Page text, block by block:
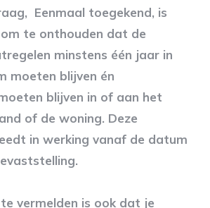
Eenmaal toegekend, is
te onthouden dat de
minstens één jaar in
moeten blijven én
blijven in of aan het
of de woning. Deze
in werking vanaf de datum
vermelden is ook dat je